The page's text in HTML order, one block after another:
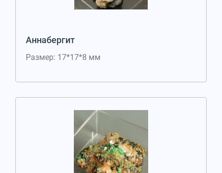
Аннабергит
Размер: 17*17*8 мм